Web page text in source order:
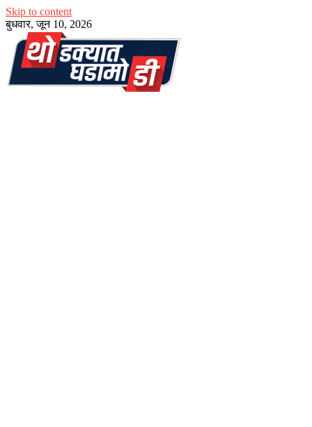
Skip to content
बुधवार, जून 10, 2026